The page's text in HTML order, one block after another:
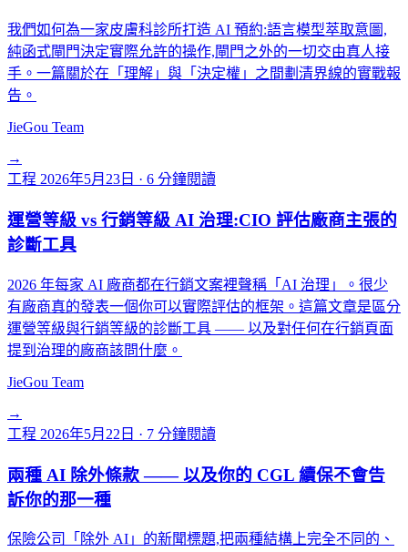
我們如何為一家皮膚科診所打造 AI 預約:語言模型萃取意圖,
純函式閘門決定實際允許的操作,閘門之外的一切交由真人接
手。一篇關於在「理解」與「決定權」之間劃清界線的實戰報
告。
JieGou Team
→
工程 2026年5月23日 · 6 分鐘閱讀
運營等級 vs 行銷等級 AI 治理:CIO 評估廠商主張的
診斷工具
2026 年每家 AI 廠商都在行銷文案裡聲稱「AI 治理」。很少
有廠商真的發表一個你可以實際評估的框架。這篇文章是區分
運營等級與行銷等級的診斷工具 —— 以及對任何在行銷頁面
提到治理的廠商該問什麼。
JieGou Team
→
工程 2026年5月22日 · 7 分鐘閱讀
兩種 AI 除外條款 —— 以及你的 CGL 續保不會告
訴你的那一種
保險公司「除外 AI」的新聞標題,把兩種結構上完全不同的、